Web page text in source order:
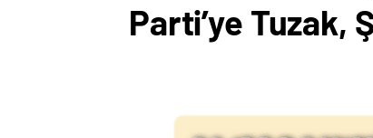
Parti’ye Tuzak,